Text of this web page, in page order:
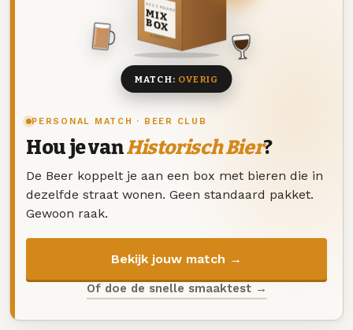
PERSONAL MATCH · BEER CLUB
Hou je vanHistorisch Bier?
De Beer koppelt je aan een box met bieren die in
dezelfde straat wonen. Geen standaard pakket.
Gewoon raak.
Bekijk jouw match →
Of doe de snelle smaaktest →
DEZE MAAND
MIX
BOX
8 BIEREN
MATCH: OVERIG